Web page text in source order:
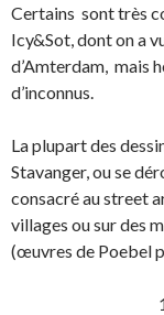
Certains sont très
Icy&Sot, dont on a
d’Amterdam, mais
d’inconnus.
La plupart des
Stavanger, ou se
consacré au street
villages ou sur des
(œuvres de Poebel